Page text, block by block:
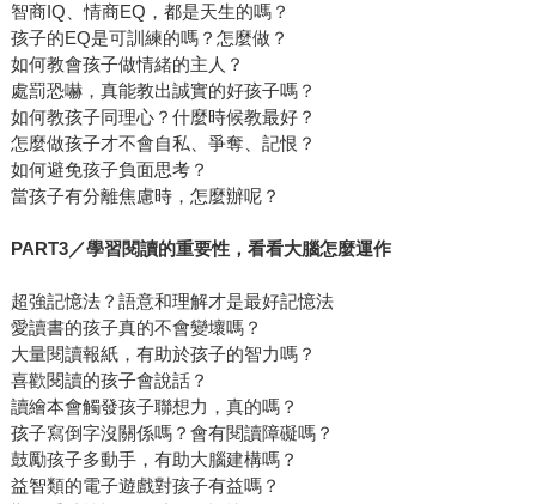
智商IQ、情商EQ，都是天生的嗎？
孩子的EQ是可訓練的嗎？怎麼做？
如何教會孩子做情緒的主人？
處罰恐嚇，真能教出誠實的好孩子嗎？
如何教孩子同理心？什麼時候教最好？
怎麼做孩子才不會自私、爭奪、記恨？
如何避免孩子負面思考？
當孩子有分離焦慮時，怎麼辦呢？
PART3／學習閱讀的重要性，看看大腦怎麼運作
超強記憶法？語意和理解才是最好記憶法
愛讀書的孩子真的不會變壞嗎？
大量閱讀報紙，有助於孩子的智力嗎？
喜歡閱讀的孩子會說話？
讀繪本會觸發孩子聯想力，真的嗎？
孩子寫倒字沒關係嗎？會有閱讀障礙嗎？
鼓勵孩子多動手，有助大腦建構嗎？
益智類的電子遊戲對孩子有益嗎？